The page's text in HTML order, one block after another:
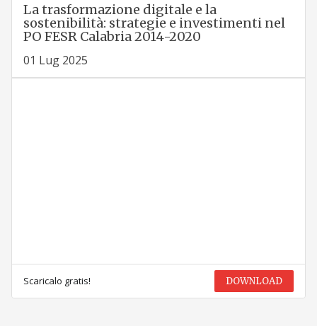
La trasformazione digitale e la
sostenibilità: strategie e investimenti nel
PO FESR Calabria 2014-2020
01 Lug 2025
Scaricalo gratis! DOWNLOAD